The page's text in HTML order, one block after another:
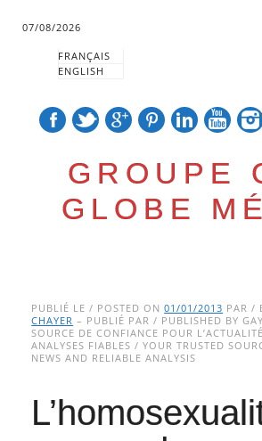
07/08/2026
FRANÇAIS
ENGLISH
GROUPE
GLOBE
Main menu
to
content
PUBLIÉ LE / POSTED ON01/01/2013 PAR /
CHAYER – PUBLIÉ PAR / PUBLISHED BY
SOURCE DE CONFIANCE POUR
ANALYSES FIABLES / YOUR TRUSTED
NEWS AND RELIABLE ANALYSIS